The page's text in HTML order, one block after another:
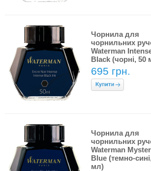
Чорнила для
чорнильних
Waterman
Black (чорні, 50
695 грн.
Чорнила для
чорнильних
Waterman
Blue (темно-
мл)